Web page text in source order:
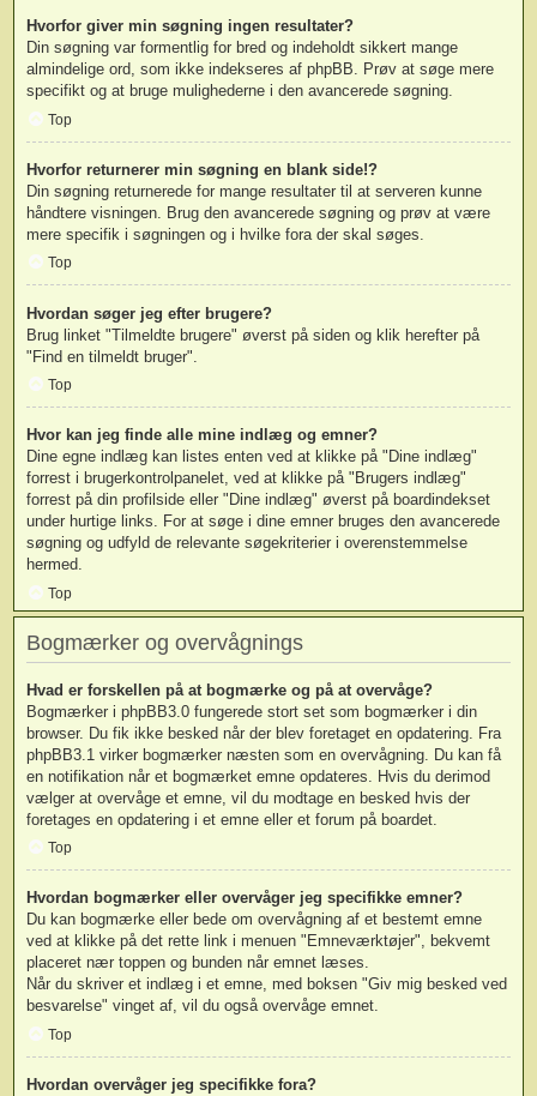
Hvorfor giver min søgning ingen resultater?
Din søgning var formentlig for bred og indeholdt sikkert mange
almindelige ord, som ikke indekseres af phpBB. Prøv at søge mere
specifikt og at bruge mulighederne i den avancerede søgning.
Top
Hvorfor returnerer min søgning en blank side!?
Din søgning returnerede for mange resultater til at serveren kunne
håndtere visningen. Brug den avancerede søgning og prøv at være
mere specifik i søgningen og i hvilke fora der skal søges.
Top
Hvordan søger jeg efter brugere?
Brug linket "Tilmeldte brugere" øverst på siden og klik herefter på
"Find en tilmeldt bruger".
Top
Hvor kan jeg finde alle mine indlæg og emner?
Dine egne indlæg kan listes enten ved at klikke på "Dine indlæg"
forrest i brugerkontrolpanelet, ved at klikke på "Brugers indlæg"
forrest på din profilside eller "Dine indlæg" øverst på boardindekset
under hurtige links. For at søge i dine emner bruges den avancerede
søgning og udfyld de relevante søgekriterier i overenstemmelse
hermed.
Top
Bogmærker og overvågnings
Hvad er forskellen på at bogmærke og på at overvåge?
Bogmærker i phpBB3.0 fungerede stort set som bogmærker i din
browser. Du fik ikke besked når der blev foretaget en opdatering. Fra
phpBB3.1 virker bogmærker næsten som en overvågning. Du kan få
en notifikation når et bogmærket emne opdateres. Hvis du derimod
vælger at overvåge et emne, vil du modtage en besked hvis der
foretages en opdatering i et emne eller et forum på boardet.
Top
Hvordan bogmærker eller overvåger jeg specifikke emner?
Du kan bogmærke eller bede om overvågning af et bestemt emne
ved at klikke på det rette link i menuen "Emneværktøjer", bekvemt
placeret nær toppen og bunden når emnet læses.
Når du skriver et indlæg i et emne, med boksen "Giv mig besked ved
besvarelse" vinget af, vil du også overvåge emnet.
Top
Hvordan overvåger jeg specifikke fora?